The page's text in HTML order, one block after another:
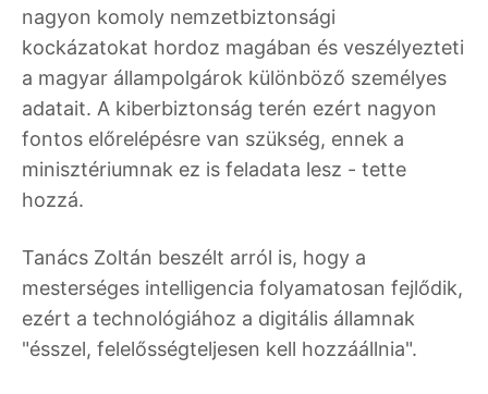
nagyon komoly nemzetbiztonsági
kockázatokat hordoz magában és veszélyezteti
a magyar állampolgárok különböző személyes
adatait. A kiberbiztonság terén ezért nagyon
fontos előrelépésre van szükség, ennek a
minisztériumnak ez is feladata lesz - tette
hozzá.
Tanács Zoltán beszélt arról is, hogy a
mesterséges intelligencia folyamatosan fejlődik,
ezért a technológiához a digitális államnak
"ésszel, felelősségteljesen kell hozzáállnia".